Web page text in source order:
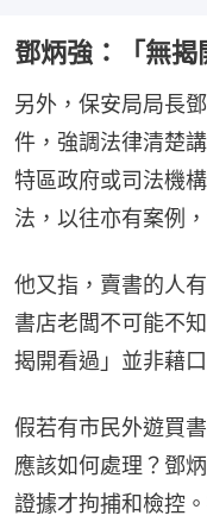
鄧炳強：「無揭
另外，保安局局長
件，強調法律清楚
特區政府或司法機
法，以往亦有案例
他又指，賣書的人
書店老闆不可能不
揭開看過」並非藉口
假若有市民外遊買
應該如何處理？鄧
證據才拘捕和檢控